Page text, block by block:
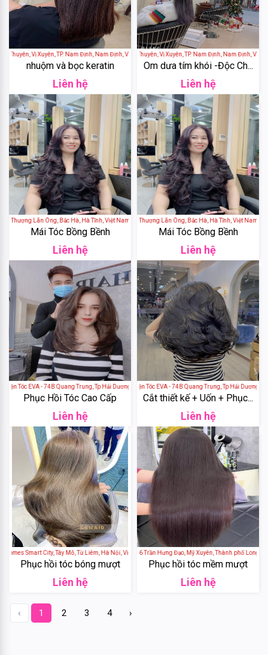
Nuit
GH
Creation
Elasten
Cantabria
Labs
Algae
Blackmores
Median
Laneige
DHC
Weilaiya
Tigi
Olexrs
Shoulders
Shoulders
Biotin
Batiste
Vị Xuyên, TP. Nam Định, Nam Định, Việt Nam
nhuộm và bọc keratin
Liên hệ
Hairsalon Jun - 194 Hàn Thuyên, Vị Xuyên, TP. Nam Định, Nam Định, Việt
Om dưa tím khói -Độc Ch...
Liên hệ
Hải Thượng Lãn Ông, Bắc Hà, Hà Tĩnh, Việt Nam
Mái Tóc Bồng Bềnh
Liên hệ
Tóc Sài Gòn - 87 Hải Thượng Lãn Ông, Bắc Hà, Hà Tĩnh, Việt Nam
Mái Tóc Bồng Bềnh
Liên hệ
Viện Tóc EVA - 74B Quang Trung, Tp Hải Dương
Phục Hồi Tóc Cao Cấp
Liên hệ
Viện Tóc EVA - 74B Quang Trung, Tp Hải Dương
Cắt thiết kế + Uốn + Phục...
Liên hệ
Smart City, Tây Mỗ, Từ Liêm, Hà Nội, Việt Nam
Phục hồi tóc bóng mượt
Liên hệ
Salon LP Hairdesign - 1276 Trần Hưng Đạo, Mỹ Xuyên, Thành phố Long
Phục hồi tóc mềm mượt
Liên hệ
‹ 1 2 3 4 ›